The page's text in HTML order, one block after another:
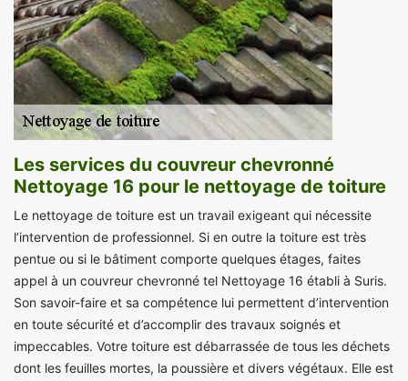
Les services du couvreur chevronné
Nettoyage 16 pour le nettoyage de toiture
Le nettoyage de toiture est un travail exigeant qui nécessite
l’intervention de professionnel. Si en outre la toiture est très
pentue ou si le bâtiment comporte quelques étages, faites
appel à un couvreur chevronné tel Nettoyage 16 établi à Suris.
Son savoir-faire et sa compétence lui permettent d’intervention
en toute sécurité et d’accomplir des travaux soignés et
impeccables. Votre toiture est débarrassée de tous les déchets
dont les feuilles mortes, la poussière et divers végétaux. Elle est